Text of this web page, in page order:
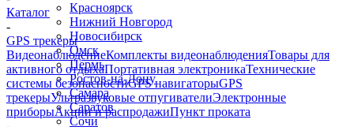
Красноярск
Нижний Новгород
Новосибирск
Омск
Пермь
Ростов-на-Дону
Самара
Саратов
Сочи
Каталог
-
GPS трекеры
ВидеонаблюдениеКомплекты видеонаблюденияТовары для
активного отдыхаПортативная электроникаТехнические
системы безопасностиGPS навигаторыGPS
трекерыУльтразвуковые отпугивателиЭлектронные
приборыАкции и распродажиПункт проката